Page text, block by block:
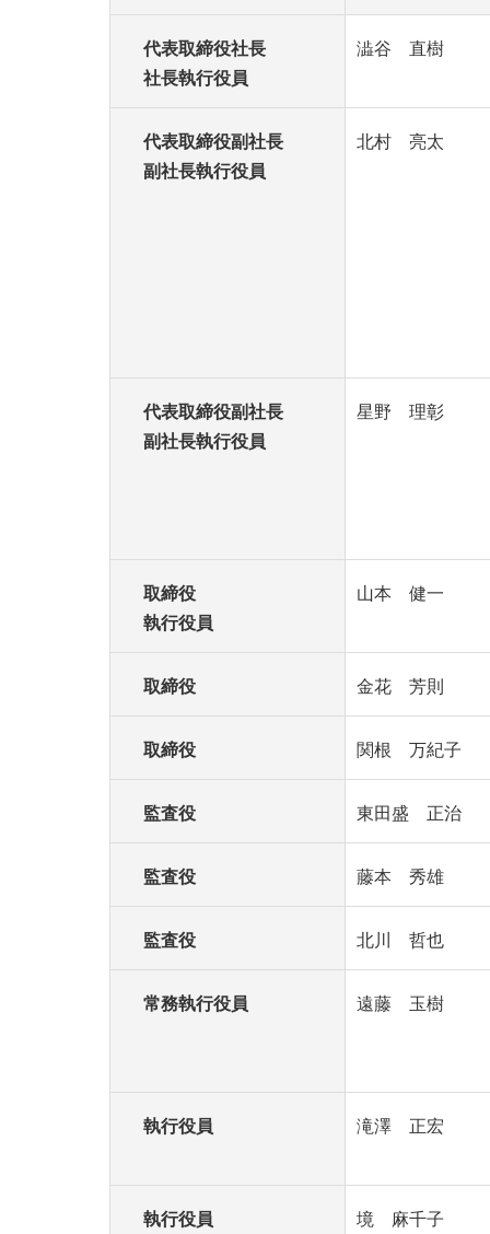
代表取締役社長
社長執行役員
澁谷 直樹
代表取締役副社長
副社長執行役員
北村 亮太
代表取締役副社長
副社長執行役員
星野 理彰
取締役
執行役員
山本 健一
取締役 金花 芳則
取締役 関根 万紀子
監査役 東田盛 正治
監査役 藤本 秀雄
監査役 北川 哲也
常務執行役員 遠藤 玉樹
執行役員 滝澤 正宏
執行役員 境 麻千子